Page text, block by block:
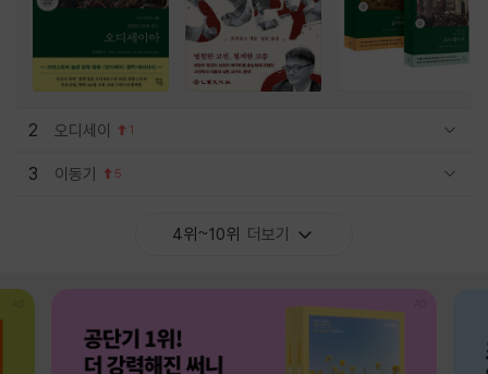
2 오디세이 1
3 이동기 5
4위~10위 더보기